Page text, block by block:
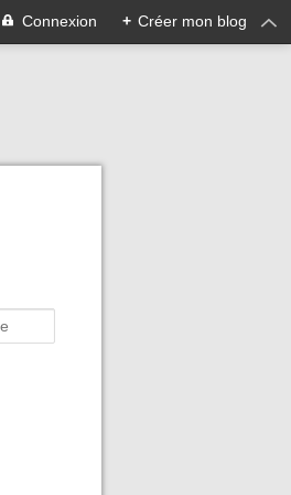
Connexion + Créer mon blog